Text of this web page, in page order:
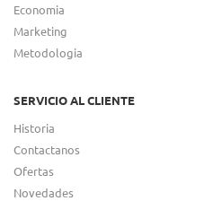
Economia
Marketing
Metodologia
SERVICIO AL CLIENTE
Historia
Contactanos
Ofertas
Novedades